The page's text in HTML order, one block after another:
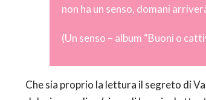
non ha un senso, domani
(Un senso – album “Buoni o
Che sia proprio la lettura il segreto di